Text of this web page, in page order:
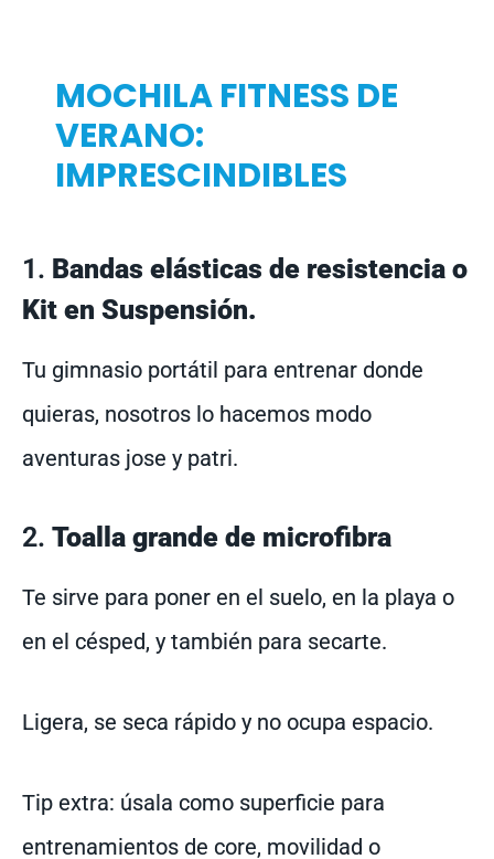
MOCHILA FITNESS DE
VERANO:
IMPRESCINDIBLES
1. Bandas elásticas de resistencia o
Kit en Suspensión.
Tu gimnasio portátil para entrenar donde
quieras, nosotros lo hacemos modo
aventuras jose y patri.
2. Toalla grande de microfibra
Te sirve para poner en el suelo, en la playa o
en el césped, y también para secarte.
Ligera, se seca rápido y no ocupa espacio.
Tip extra: úsala como superficie para
entrenamientos de core, movilidad o